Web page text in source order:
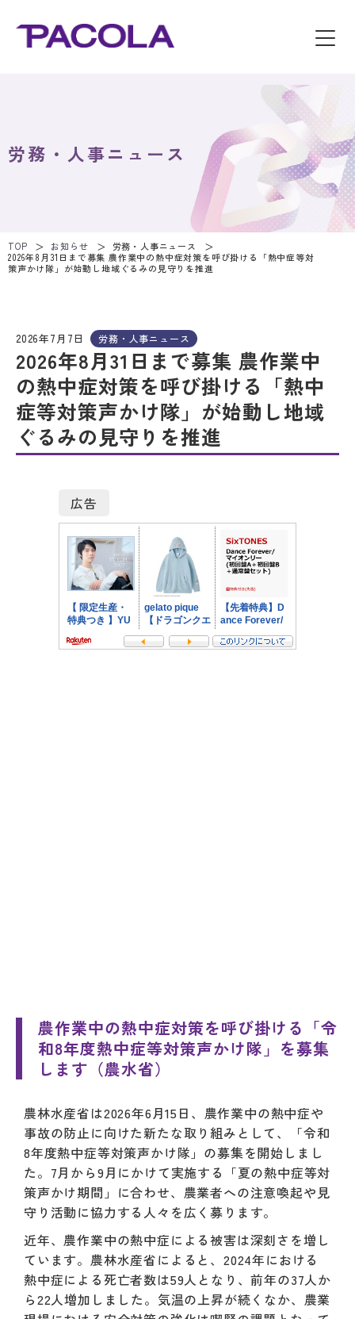
労務・人事ニュース
TOP お知らせ
労務・人事ニュース
2026年8月31日まで募集 農作業中の熱中症対策を呼び掛ける「熱中症等対
策声かけ隊」が始動し地域ぐるみの見守りを推進
2026年7月7日 労務・人事ニュース
2026年8月31日まで募集 農作業中
の熱中症対策を呼び掛ける「熱中
症等対策声かけ隊」が始動し地域
ぐるみの見守りを推進
広告
農作業中の熱中症対策を呼び掛ける「令
和8年度熱中症等対策声かけ隊」を募集
します（農水省）
農林水産省は2026年6月15日、農作業中の熱中症や
事故の防止に向けた新たな取り組みとして、「令和
8年度熱中症等対策声かけ隊」の募集を開始しまし
た。7月から9月にかけて実施する「夏の熱中症等対
策声かけ期間」に合わせ、農業者への注意喚起や見
守り活動に協力する人々を広く募ります。
近年、農作業中の熱中症による被害は深刻さを増し
ています。農林水産省によると、2024年における
熱中症による死亡者数は59人となり、前年の37人か
ら22人増加しました。気温の上昇が続くなか、農業